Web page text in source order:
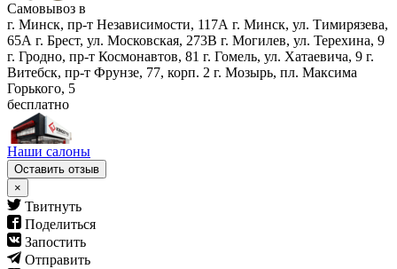
Самовывоз в
г. Минск, пр-т Независимости, 117А г. Минск, ул. Тимирязева,
65А г. Брест, ул. Московская, 273В г. Могилев, ул. Терехина, 9
г. Гродно, пр-т Космонавтов, 81 г. Гомель, ул. Хатаевича, 9 г.
Витебск, пр-т Фрунзе, 77, корп. 2 г. Мозырь, пл. Максима
Горького, 5
бесплатно
Наши салоны
Оставить отзыв
×
Твитнуть
Поделиться
Запостить
Отправить